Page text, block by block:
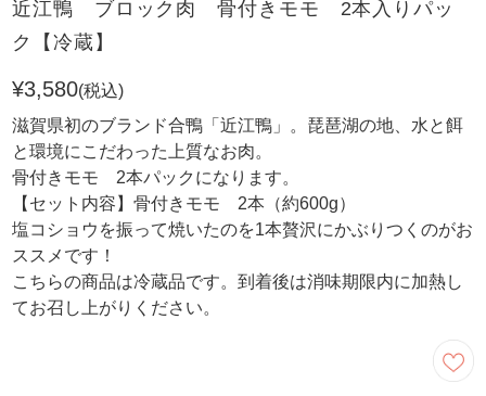
近江鴨 ブロック肉 骨付きモモ 2本入りパッ
ク【冷蔵】
¥3,580(税込)
滋賀県初のブランド合鴨「近江鴨」。琵琶湖の地、水と餌
と環境にこだわった上質なお肉。
骨付きモモ 2本パックになります。
【セット内容】骨付きモモ 2本（約600g）
塩コショウを振って焼いたのを1本贅沢にかぶりつくのがお
ススメです！
こちらの商品は冷蔵品です。到着後は消味期限内に加熱し
てお召し上がりください。